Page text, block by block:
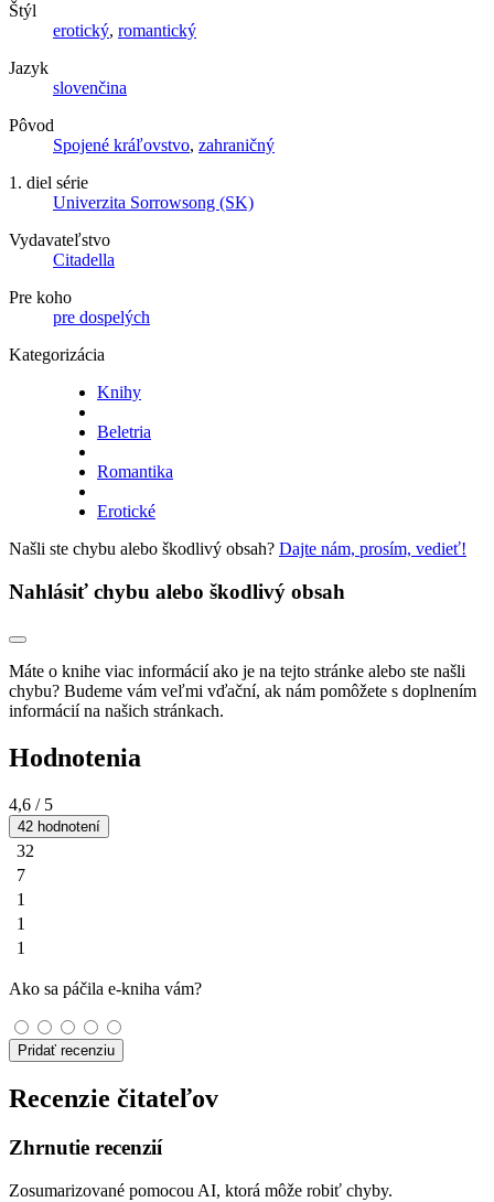
Štýl
erotický, romantický
Jazyk
slovenčina
Pôvod
Spojené kráľovstvo, zahraničný
1. diel série
Univerzita Sorrowsong (SK)
Vydavateľstvo
Citadella
Pre koho
pre dospelých
Kategorizácia
Knihy
Beletria
Romantika
Erotické
Našli ste chybu alebo škodlivý obsah? Dajte nám, prosím, vedieť!
Nahlásiť chybu alebo škodlivý obsah
Máte o knihe viac informácií ako je na tejto stránke alebo ste našli
chybu? Budeme vám veľmi vďační, ak nám pomôžete s doplnením
informácií na našich stránkach.
Hodnotenia
4,6 / 5
42 hodnotení
32
7
1
1
1
Ako sa páčila e-kniha vám?
Pridať recenziu
Recenzie čitateľov
Zhrnutie recenzií
Zosumarizované pomocou AI, ktorá môže robiť chyby.